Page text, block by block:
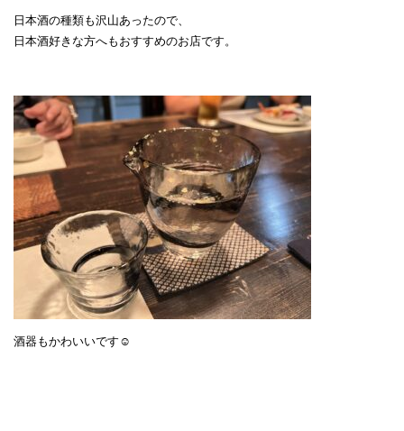
日本酒の種類も沢山あったので、
日本酒好きな方へもおすすめのお店です。
酒器もかわいいです☺